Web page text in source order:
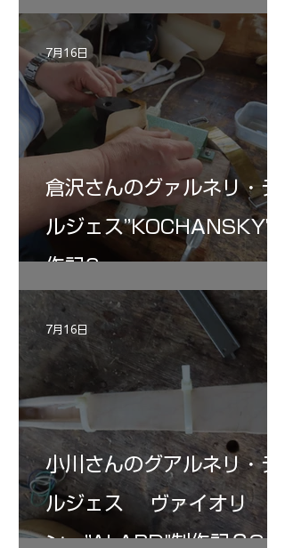
倉沢さんのグァルネリ・デ
ルジェス”KOCHANSKY"制
作記6
7月16日
小川さんのグアルネリ・デ
ルジェス ヴァイオリ
ン ”ALARD"制作記３3
7月16日